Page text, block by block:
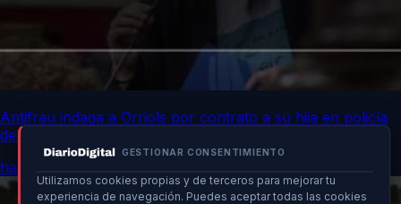
GESTIONAR CONSENTIMIENTO
Utilizamos cookies propias y de terceros para mejorar tu
experiencia de navegación. Puedes aceptar todas las cookies
Antifrau indaga a Orriols por contrato a su hija en policía
de Ripoll
hace 16h